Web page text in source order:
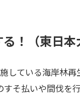
！（東日本
している海岸林
そ払いや間伐を